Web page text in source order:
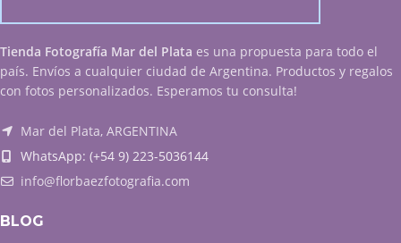
Tienda Fotografía Mar del Plata es una propuesta para todo el
país. Envíos a cualquier ciudad de Argentina. Productos y regalos
con fotos personalizados. Esperamos tu consulta!
Mar del Plata, ARGENTINA
WhatsApp: (+54 9) 223-5036144
info@florbaezfotografia.com
BLOG